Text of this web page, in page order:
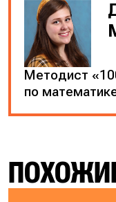
Методист
по